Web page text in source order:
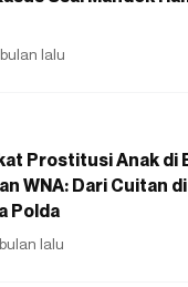
lalu
Prostitusi Anak di
WNA: Dari Cuitan
Polda
lalu